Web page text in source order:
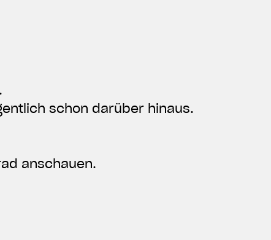
schon darüber hinaus.
anschauen.